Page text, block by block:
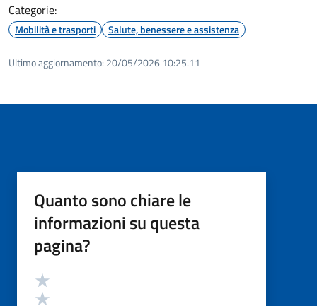
Categorie:
Mobilità e trasporti Salute, benessere e assistenza
Ultimo aggiornamento: 20/05/2026 10:25.11
Quanto sono chiare le
informazioni su questa
pagina?
Valutazione